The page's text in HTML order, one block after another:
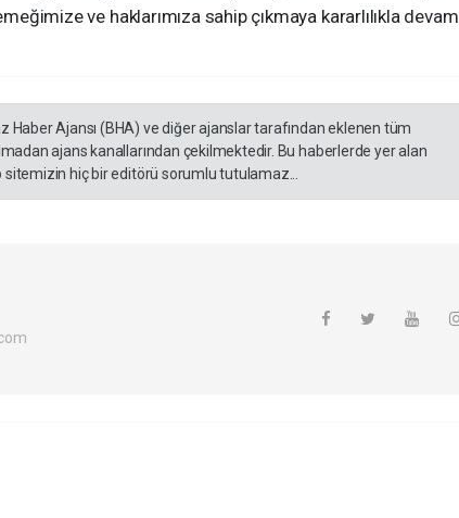
ve haklarımıza sahip çıkmaya kararlılıkla devam
Haber Ajansı (BHA) ve diğer ajanslar tarafından eklenen tüm
ajans kanallarından çekilmektedir. Bu haberlerde yer alan
hiç bir editörü sorumlu tutulamaz...